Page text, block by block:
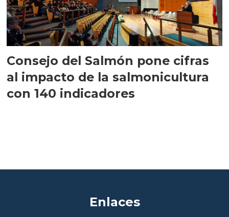
Consejo del Salmón pone cifras
al impacto de la salmonicultura
con 140 indicadores
Enlaces